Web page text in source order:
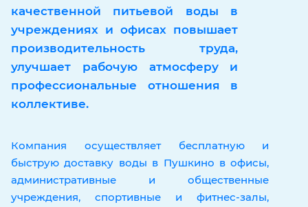
качественной питьевой воды в
учреждениях и офисах повышает
производительность труда,
улучшает рабочую атмосферу и
профессиональные отношения в
коллективе.
Компания осуществляет бесплатную и
быструю доставку воды в Пушкино в офисы,
административные и общественные
учреждения, спортивные и фитнес-залы,